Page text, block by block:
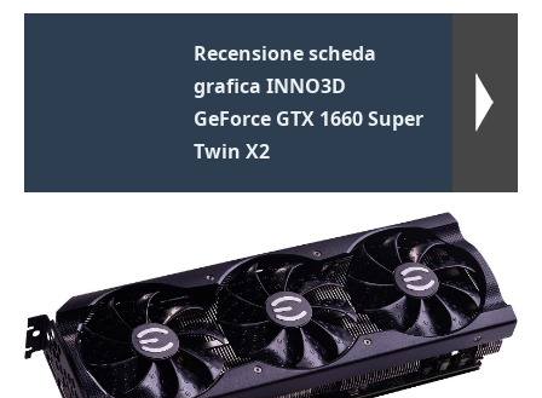
Recensione scheda
grafica INNO3D
GeForce GTX 1660 Super
Twin X2